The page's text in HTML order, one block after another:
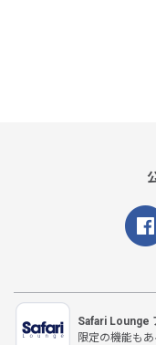
Safari Lounge
限定の機能も